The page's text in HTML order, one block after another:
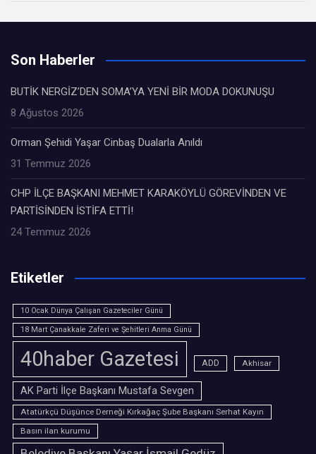
Son Haberler
BUTİK NERGİZ’DEN SOMA’YA YENİ BİR MODA DOKUNUŞU
8 Ağustos 2026
Orman Şehidi Yaşar Cinbaş Dualarla Anıldı
31 Temmuz 2026
CHP İLÇE BAŞKANI MEHMET KARAKÖYLÜ GÖREVİNDEN VE
PARTİSİNDEN İSTİFA ETTİ!
24 Temmuz 2026
Etiketler
10 Ocak Dünya Çalışan Gazeteciler Günü
18 Mart Çanakkale Zaferi ve Şehitleri Anma Günü
40haber Gazetesi ADD Akhisar
AK Parti İlçe Başkanı Mustafa Sevgen
Atatürkçü Düşünce Derneği Kırkağaç Şube Başkanı Serhat Kayın
Basın ilan kurumu